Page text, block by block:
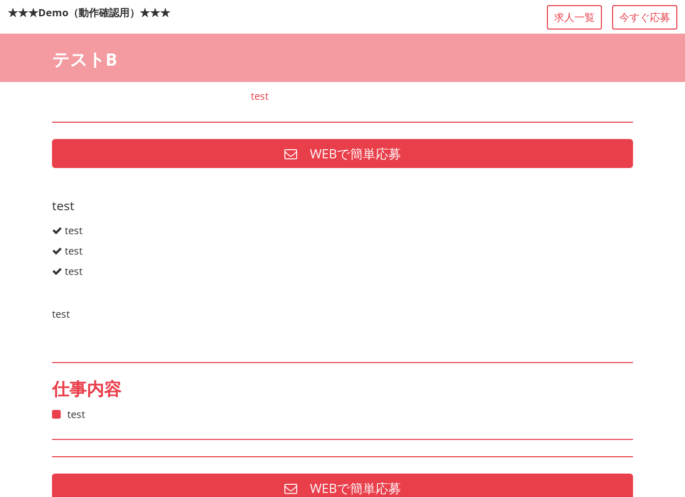
★★★Demo（動作確認用）★★★ 今すぐ応募
求人一覧
テストB
test
WEBで簡単応募
test
test
test
test
test
仕事内容
test
WEBで簡単応募